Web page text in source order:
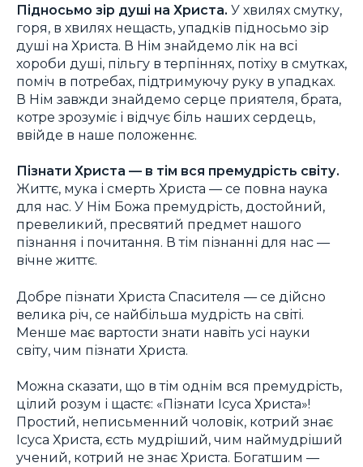
Підносьмо зір душі на Христа. У хвилях смутку,
горя, в хвилях нещасть, упадків підносьмо зір
душі на Христа. В Нім знайдемо лік на всі
хороби душі, пільгу в терпіннях, потіху в смутках,
поміч в потребах, підтримуючу руку в упадках.
В Нім завжди знайдемо серце приятеля, брата,
котре зрозуміє і відчує біль наших сердець,
ввійде в наше положеннє.
Пізнати Христа — в тім вся премудрість світу.
Життє, мука і смерть Христа — се повна наука
для нас. У Нім Божа премудрість, достойний,
превеликий, пресвятий предмет нашого
пізнання і почитання. В тім пізнанні для нас —
вічне життє.
Добре пізнати Христа Спасителя — се дійсно
велика річ, се найбільша мудрість на світі.
Менше має вартости знати навіть усі науки
світу, чим пізнати Христа.
Можна сказати, що в тім однім вся премудрість,
цілий розум і щастє: «Пізнати Ісуса Христа»!
Простий, неписьменний чоловік, котрий знає
Ісуса Христа, єсть мудріший, чим наймудріший
учений, котрий не знає Христа. Богатшим —